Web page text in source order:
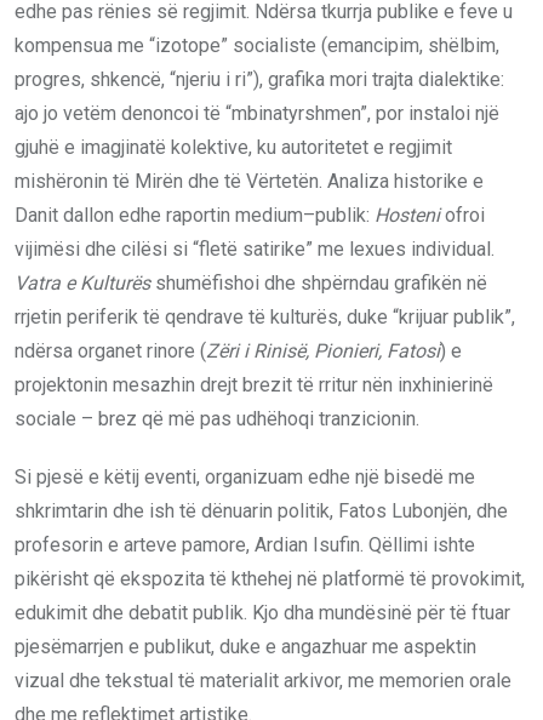
edhe pas rënies së regjimit. Ndërsa tkurrja publike e feve u
kompensua me “izotope” socialiste (emancipim, shëlbim,
progres, shkencë, “njeriu i ri”), grafika mori trajta dialektike:
ajo jo vetëm denoncoi të “mbinatyrshmen”, por instaloi një
gjuhë e imagjinatë kolektive, ku autoritetet e regjimit
mishëronin të Mirën dhe të Vërtetën. Analiza historike e
Danit dallon edhe raportin medium–publik: Hosteniofroi
vijimësi dhe cilësi si “fletë satirike” me lexues individual.
Vatra e Kulturësshumëfishoi dhe shpërndau grafikën në
rrjetin periferik të qendrave të kulturës, duke “krijuar publik”,
ndërsa organet rinore (Zëri i Rinisë, Pionieri, Fatosi) e
projektonin mesazhin drejt brezit të rritur nën inxhinierinë
sociale – brez që më pas udhëhoqi tranzicionin.
Si pjesë e këtij eventi, organizuam edhe një bisedë me
shkrimtarin dhe ish të dënuarin politik, Fatos Lubonjën, dhe
profesorin e arteve pamore, Ardian Isufin. Qëllimi ishte
pikërisht që ekspozita të kthehej në platformë të provokimit,
edukimit dhe debatit publik. Kjo dha mundësinë për të ftuar
pjesëmarrjen e publikut, duke e angazhuar me aspektin
vizual dhe tekstual të materialit arkivor, me memorien orale
dhe me reflektimet artistike.